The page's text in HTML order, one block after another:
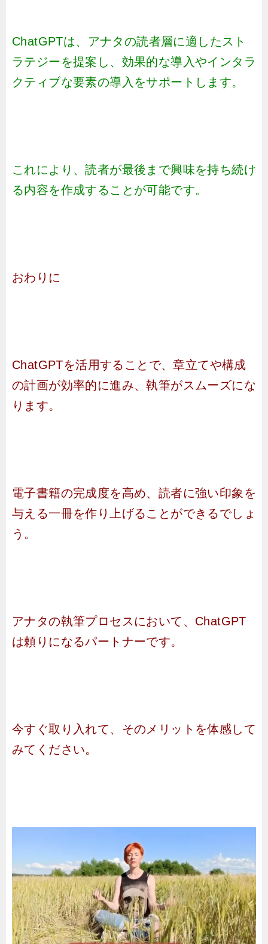
ChatGPTは、アナタの読者層に適したスト
ラテジーを提案し、効果的な導入やインタラ
クティブな要素の導入をサポートします。
これにより、読者が最後まで興味を持ち続け
る内容を作成することが可能です。
おわりに
ChatGPTを活用することで、章立てや構成
の計画が効率的に進み、執筆がスムーズにな
ります。
電子書籍の完成度を高め、読者に強い印象を
与える一冊を作り上げることができるでしょ
う。
アナタの執筆プロセスにおいて、ChatGPT
は頼りになるパートナーです。
今すぐ取り入れて、そのメリットを体感して
みてください。